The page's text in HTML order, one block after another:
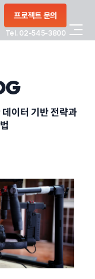
프로젝트 문의
Tel. 02-545-3800
이터 기반 전략과